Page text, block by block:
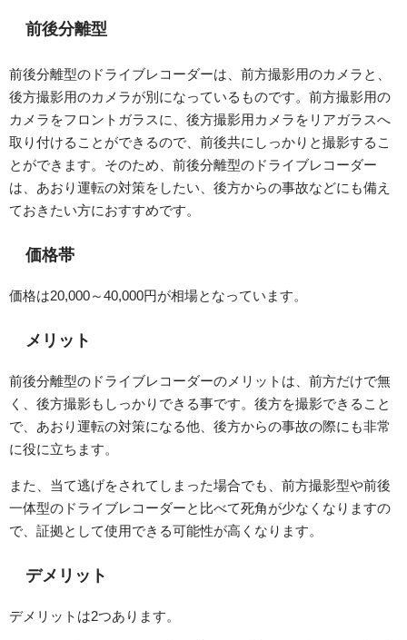
前後分離型
前後分離型のドライブレコーダーは、前方撮影用のカメラと、
後方撮影用のカメラが別になっているものです。前方撮影用の
カメラをフロントガラスに、後方撮影用カメラをリアガラスへ
取り付けることができるので、前後共にしっかりと撮影するこ
とができます。そのため、前後分離型のドライブレコーダー
は、あおり運転の対策をしたい、後方からの事故などにも備え
ておきたい方におすすめです。
価格帯
価格は20,000～40,000円が相場となっています。
メリット
前後分離型のドライブレコーダーのメリットは、前方だけで無
く、後方撮影もしっかりできる事です。後方を撮影できること
で、あおり運転の対策になる他、後方からの事故の際にも非常
に役に立ちます。
また、当て逃げをされてしまった場合でも、前方撮影型や前後
一体型のドライブレコーダーと比べて死角が少なくなりますの
で、証拠として使用できる可能性が高くなります。
デメリット
デメリットは2つあります。